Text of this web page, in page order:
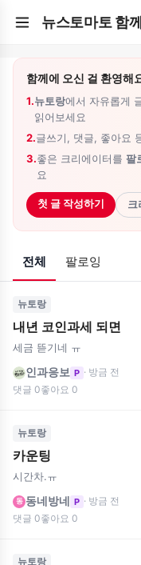
뉴스토마토 함께
함께에 오신 걸 환영해
1.뉴토랑에서 자유롭게
읽어보세요
2.글쓰기, 댓글, 좋아요
3.좋은 크리에이터를 팔
요
첫 글 작성하기 크
전체 팔로잉
뉴토랑
내년 코인과세 되면
세금 뜯기네 ㅠ
인과응보 P · 방금 전
댓글 0좋아요 0
뉴토랑
카운팅
시간차.ㅠ
동 동네방네 P · 방금 전
댓글 0좋아요 0
뉴토랑